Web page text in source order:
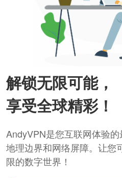
解锁无限可能，
享受全球精彩！
AndyVPN是您互联网体验
地理边界和网络屏障。让您
限的数字世界！